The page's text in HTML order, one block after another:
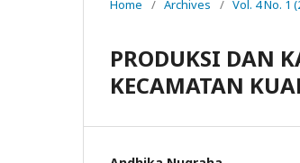
Home / Archives / Vol. 4 No. 1
PRODUKSI DAN
KECAMATAN